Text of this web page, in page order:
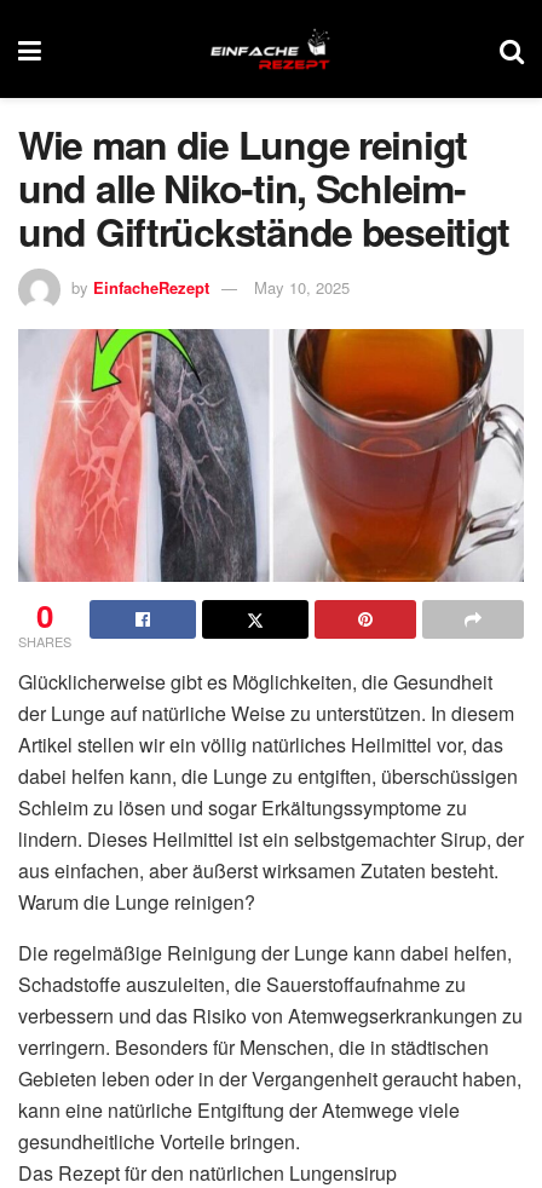
Wie man die Lunge reinigt
und alle Niko-tin, Schleim-
und Giftrückstände beseitigt
by EinfacheRezept May 10, 2025
0
SHARES
Glücklicherweise gibt es Möglichkeiten, die Gesundheit
der Lunge auf natürliche Weise zu unterstützen. In diesem
Artikel stellen wir ein völlig natürliches Heilmittel vor, das
dabei helfen kann, die Lunge zu entgiften, überschüssigen
Schleim zu lösen und sogar Erkältungssymptome zu
lindern. Dieses Heilmittel ist ein selbstgemachter Sirup, der
aus einfachen, aber äußerst wirksamen Zutaten besteht.
Warum die Lunge reinigen?
Die regelmäßige Reinigung der Lunge kann dabei helfen,
Schadstoffe auszuleiten, die Sauerstoffaufnahme zu
verbessern und das Risiko von Atemwegserkrankungen zu
verringern. Besonders für Menschen, die in städtischen
Gebieten leben oder in der Vergangenheit geraucht haben,
kann eine natürliche Entgiftung der Atemwege viele
gesundheitliche Vorteile bringen.
Das Rezept für den natürlichen Lungensirup